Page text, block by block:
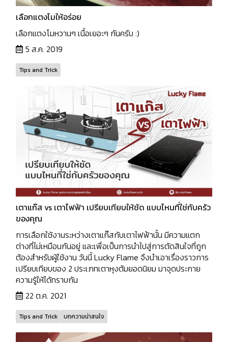
เลือกแตงโมให้อร่อย
เลือกแตงโมหวานๆ เนื้อเยอะๆ กันครับ :)
5 ส.ค. 2019
Tips and Trick
เตาแก๊ส vs เตาไฟฟ้า เปรียบเทียบให้ชัด แบบไหนที่ใช่กับครัว
ของคุณ
การเลือกใช้งานระหว่างเตาแก๊สกับเตาไฟฟ้านั้น มีความแตก
ต่างที่ไม่เหมือนกันอยู่ และเพื่อเป็นการนำไปสู่การตัดสินใจที่ถูก
ต้องสำหรับผู้ใช้งาน วันนี้ Lucky Flame จึงนำเอาเรื่องราวการ
เปรียบเทียบของ 2 ประเภทเตาหุงต้มยอดนิยม มาจุดประกาย
ความรู้ให้ได้ทราบกัน
22 ต.ค. 2021
Tips and Trick บทความน่าสนใจ